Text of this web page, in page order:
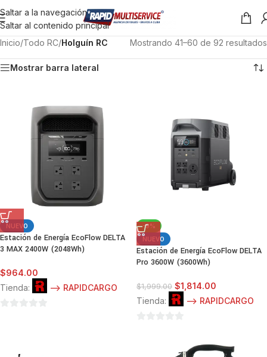
Saltar a la navegación
Saltar al contenido principal
Inicio/Todo RC/Holguín RC Mostrando 41–60 de 92 resultados
Mostrar barra lateral
NUEVO
Estación de Energía EcoFlow DELTA
3 MAX 2400W (2048Wh)
$964.00
Tienda:
--> RAPIDCARGO
-9%
NUEVO
Estación de Energía EcoFlow DELTA
Pro 3600W (3600Wh)
$1,999.00 $1,814.00
Tienda:
--> RAPIDCARGO